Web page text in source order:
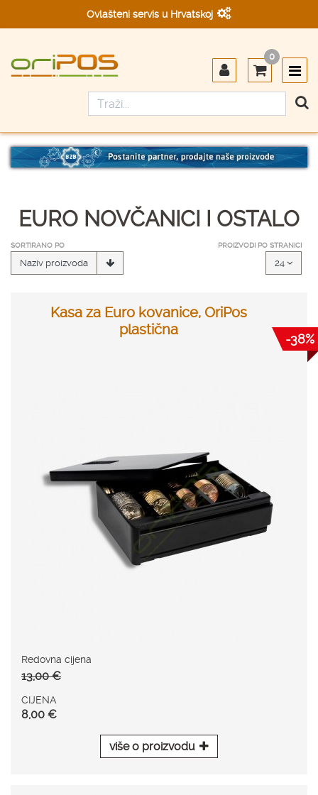
Ovlašteni servis u Hrvatskoj
0
EURO NOVČANICI I OSTALO
SORTIRANO PO
Naziv proizvoda
PROIZVODI PO STRANICI
24
Kasa za Euro kovanice, OriPos
plastična
Redovna cijena
13,00 €
CIJENA
8,00 €
više o proizvodu
-38%